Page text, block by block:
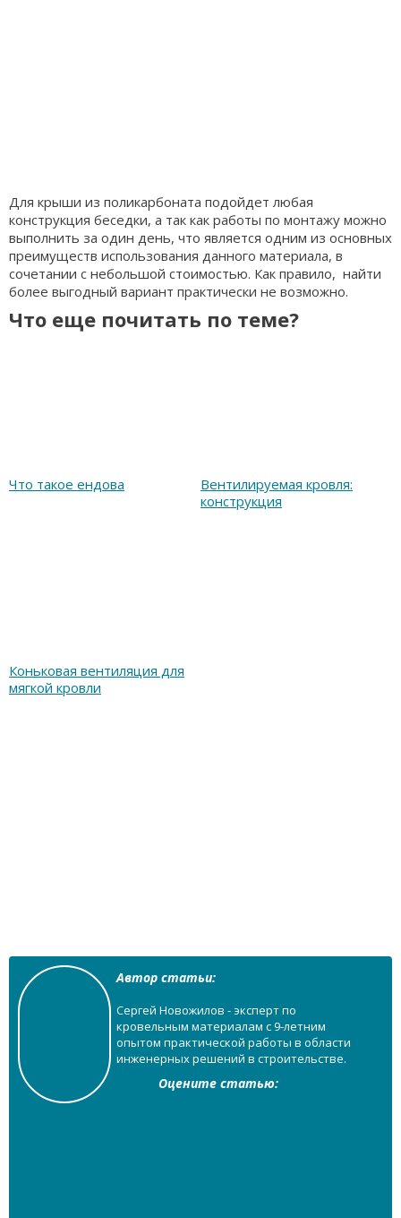
Для крыши из поликарбоната подойдет любая
конструкция беседки, а так как работы по монтажу можно
выполнить за один день, что является одним из основных
преимуществ использования данного материала, в
сочетании с небольшой стоимостью. Как правило, найти
более выгодный вариант практически не возможно.
Что еще почитать по теме?
Что такое ендова
Вентилируемая кровля:
конструкция
Коньковая вентиляция для
мягкой кровли
Автор статьи:
Сергей Новожилов - эксперт по
кровельным материалам с 9-летним
опытом практической работы в области
инженерных решений в строительстве.
Оцените статью: